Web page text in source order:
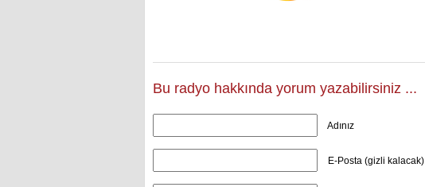
Bu radyo hakkında yorum yazabilirsiniz ...
Adınız
E-Posta (gizli kalacak)